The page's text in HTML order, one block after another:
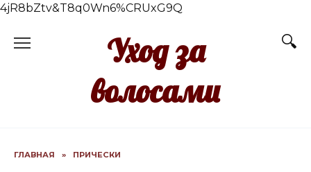
4jR8bZtv&T8q0Wn6%CRUxG9Q
Уход за
волосами
ГЛАВНАЯ » ПРИЧЕСКИ